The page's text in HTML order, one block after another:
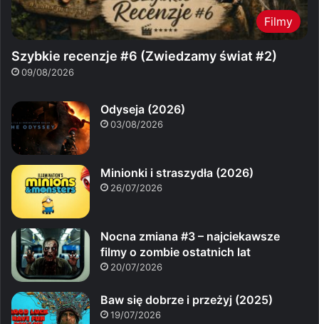
Filmy
Szybkie recenzje #6 (Zwiedzamy świat #2)
09/08/2026
Odyseja (2026)
03/08/2026
Minionki i straszydła (2026)
26/07/2026
Nocna zmiana #3 – najciekawsze
filmy o zombie ostatnich lat
20/07/2026
Baw się dobrze i przeżyj (2025)
19/07/2026